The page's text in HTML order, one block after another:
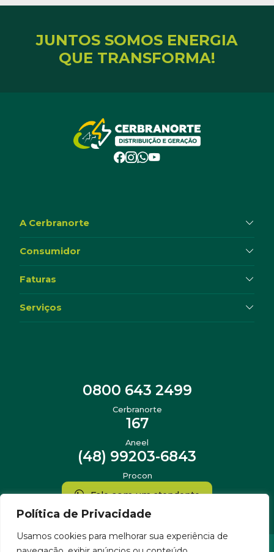
Política de Privacidade
Usamos cookies para melhorar sua experiência de
JUNTOS SOMOS ENERGIA
QUE TRANSFORMA!
A Cerbranorte
Consumidor
Faturas
Serviços
0800 643 2499
Cerbranorte
167
Aneel
(48) 99203-6843
Procon
Fale com um atendente